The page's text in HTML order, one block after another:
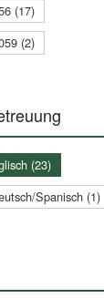
(17)
(2)
(23)
Spanisch (1)